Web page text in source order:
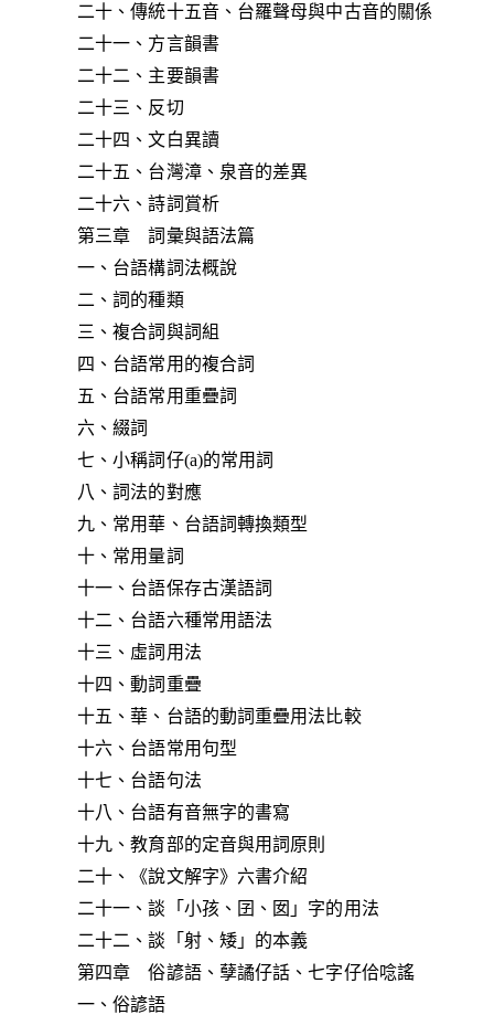
二十、傳統十五音、台羅聲母與中古音的關係
二十一、方言韻書
二十二、主要韻書
二十三、反切
二十四、文白異讀
二十五、台灣漳、泉音的差異
二十六、詩詞賞析
第三章 詞彙與語法篇
一、台語構詞法概說
二、詞的種類
三、複合詞與詞組
四、台語常用的複合詞
五、台語常用重疊詞
六、綴詞
七、小稱詞仔(a)的常用詞
八、詞法的對應
九、常用華、台語詞轉換類型
十、常用量詞
十一、台語保存古漢語詞
十二、台語六種常用語法
十三、虛詞用法
十四、動詞重疊
十五、華、台語的動詞重疊用法比較
十六、台語常用句型
十七、台語句法
十八、台語有音無字的書寫
十九、教育部的定音與用詞原則
二十、《說文解字》六書介紹
二十一、談「小孩、囝、囡」字的用法
二十二、談「射、矮」的本義
第四章 俗諺語、孽譎仔話、七字仔佮唸謠
一、俗諺語